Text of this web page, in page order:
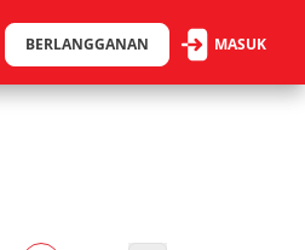
BERLANGGANAN MASUK